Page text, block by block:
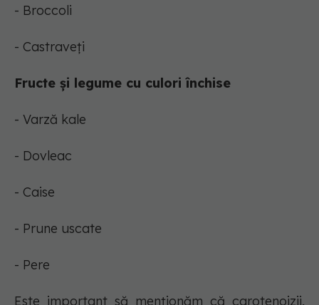
- Broccoli
- Castraveți
Fructe și legume cu culori închise
- Varză kale
- Dovleac
- Caise
- Prune uscate
- Pere
Este important să menționăm că carotenoizii,